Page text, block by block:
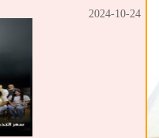
2024-10-24